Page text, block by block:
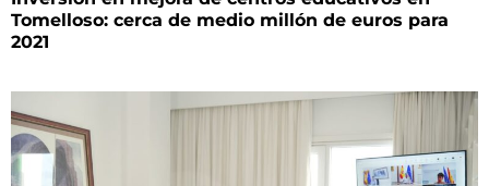
Tomelloso: cerca de medio millón de euros para
2021